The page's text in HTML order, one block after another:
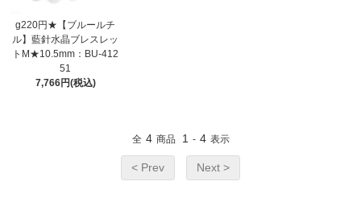
g220円★【ブルールチ
ル】藍針水晶ブレスレッ
トM★10.5mm：BU-412
51
7,766円(税込)
全 4 商品 1 - 4 表示
< Prev Next >